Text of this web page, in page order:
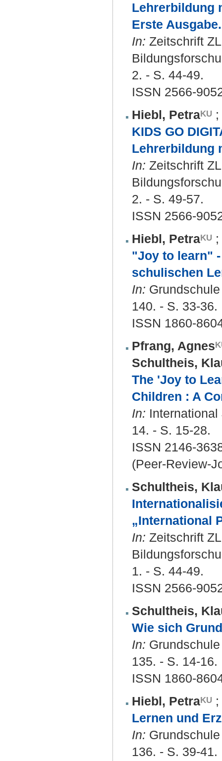
Lehrerbildung
Erste Ausgabe.
In: Zeitschrift
2. - S. 44-49.
ISSN 2566-
Hiebl, Petra
;
KIDS GO
Lehrerbildung
In: Zeitschrift
2. - S. 49-57.
ISSN 2566-
Hiebl, Petra
;
"Joy to learn"
schulischen
In:
140. - S. 33-36.
ISSN 1860-
Pfrang, Agnes
Schultheis,
The 'Joy to
Children : A
In:
14. - S. 15-28.
ISSN 2146-
(Peer-Review-
Schultheis,
„International
In: Zeitschrift
1. - S. 44-49.
ISSN 2566-
Schultheis,
Wie sich
In:
135. - S. 14-16.
ISSN 1860-
Hiebl, Petra
;
Lernen und
In:
136. - S. 39-41.